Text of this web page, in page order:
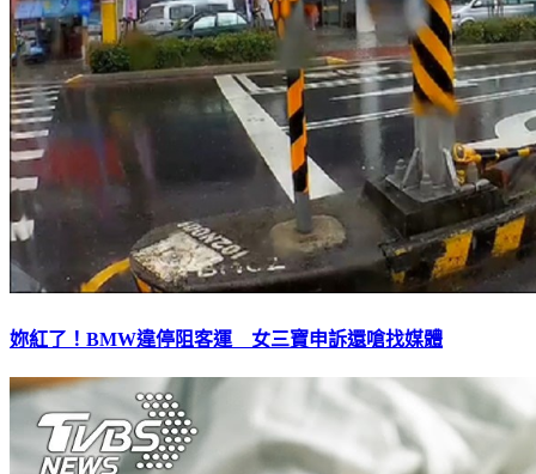
妳紅了！BMW違停阻客運 女三寶申訴還嗆找媒體